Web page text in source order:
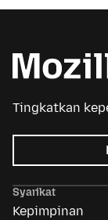
Tingkatkan
Syarikat
Kepimpinan